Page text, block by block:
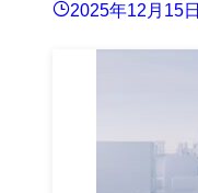
2025年12月15日